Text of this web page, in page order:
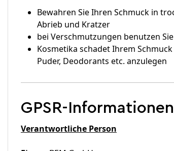
Bewahren Sie Ihren Schmuck in
Abrieb und Kratzer
bei Verschmutzungen benutzen
Kosmetika schadet Ihrem
Puder, Deodorants etc. anzulegen
GPSR-Informationen
Verantwortliche Person